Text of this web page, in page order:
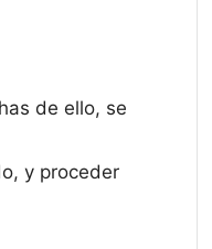
de ello, se
y proceder